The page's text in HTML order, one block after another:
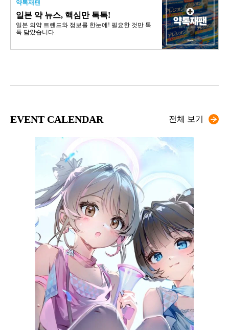
약톡재팬
일본 약 뉴스, 핵심만 톡톡!
일본 의약 트렌드와 정보를 한눈에! 필요한 것만 톡
톡 담았습니다.
EVENT CALENDAR 전체 보기